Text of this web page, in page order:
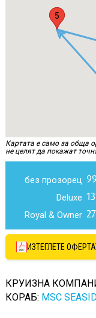
1
5
Картата е само за обща
не целят да покажат
без прозорец
Deluxe
Royal & Owner
ИЗТЕГЛЕТЕ
КРУИЗНА
КОРАБ: MSC